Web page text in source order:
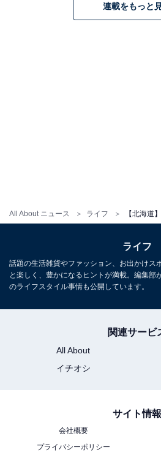
All About ニュース ライフ
最大の見どころは、一番搾り麦
見学後は、ジンギスカンや工場
ァクトリーショップへも立ち寄
で、当日の30分前までは変更・
ます。
「キリン一番搾り おいしさ実感
※車・自転車を運転の方や20歳
期の方は、ビールなどの酒類の
連載をもっと
ライフ
話題の生活雑貨やファッション、お出かけス
と楽しく、豊かになるヒントが満載。編集部
のライフスタイル事情も公開しています。
関連サービ
All About
イチオシ
サイト情報
会社概要
プライバシーポリシー